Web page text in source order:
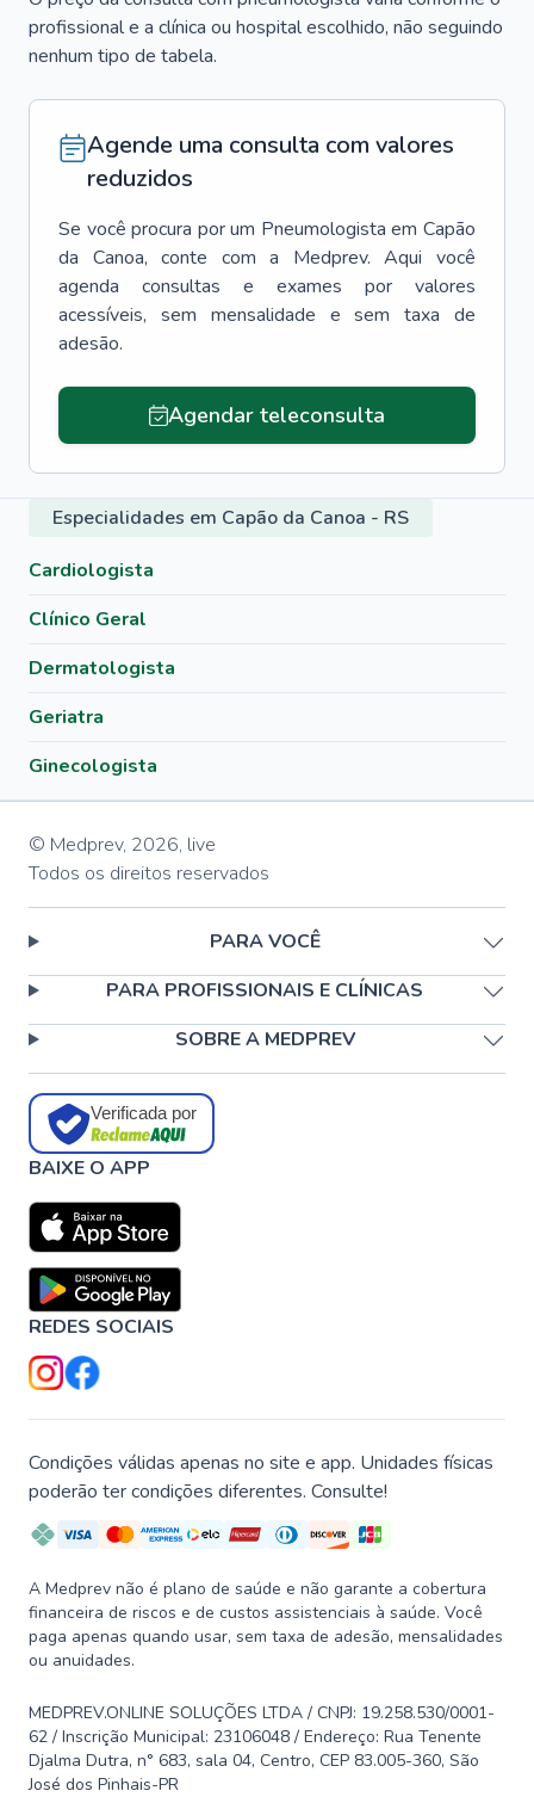
profissional e a clínica ou hospital escolhido, não seguindo
nenhum tipo de tabela.
Agende uma consulta com valores
reduzidos
Se você procura por um Pneumologista em Capão
da Canoa, conte com a Medprev. Aqui você
agenda consultas e exames por valores
acessíveis, sem mensalidade e sem taxa de
adesão.
Agendar teleconsulta
Especialidades em Capão da Canoa - RS
Cardiologista
Clínico Geral
Dermatologista
Geriatra
Ginecologista
© Medprev, 2026, live
Todos os direitos reservados
PARA VOCÊ
PARA PROFISSIONAIS E CLÍNICAS
SOBRE A MEDPREV
Verificada por
BAIXE O APP
REDES SOCIAIS
Condições válidas apenas no site e app. Unidades físicas
poderão ter condições diferentes. Consulte!
A Medprev não é plano de saúde e não garante a cobertura
financeira de riscos e de custos assistenciais à saúde. Você
paga apenas quando usar, sem taxa de adesão, mensalidades
ou anuidades.
MEDPREV.ONLINE SOLUÇÕES LTDA / CNPJ: 19.258.530/0001-
62 / Inscrição Municipal: 23106048 / Endereço: Rua Tenente
Djalma Dutra, n° 683, sala 04, Centro, CEP 83.005-360, São
José dos Pinhais-PR